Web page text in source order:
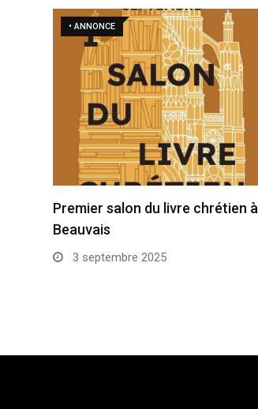
• ANNONCE
Premier salon du livre chrétien à
Beauvais
3 septembre 2025